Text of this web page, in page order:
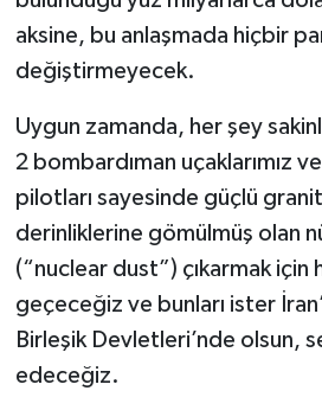
aksine, bu anlaşmada hiçbir
değiştirmeyecek.
Uygun zamanda, her şey
2 bombardıman uçaklarımız
pilotları sayesinde güçlü
derinliklerine gömülmüş olan
(“nuclear dust”) çıkarmak için
geçeceğiz ve bunları ister
Birleşik Devletleri’nde olsun,
edeceğiz.